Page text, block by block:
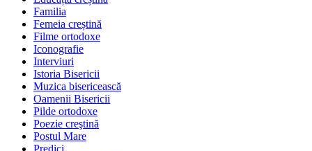
Familia
Femeia creștină
Filme ortodoxe
Iconografie
Interviuri
Istoria Bisericii
Muzica bisericească
Oamenii Bisericii
Pilde ortodoxe
Poezie creştină
Postul Mare
Predici